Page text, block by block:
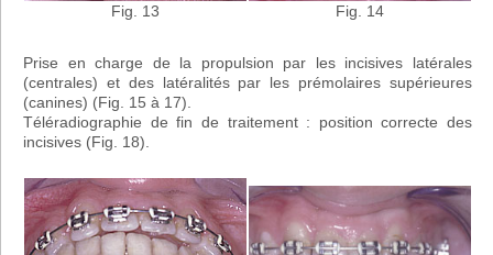
Fig. 13 Fig. 14
Prise en charge de la propulsion par les incisives latérales
(centrales) et des latéralités par les prémolaires supérieures
(canines) (Fig. 15 à 17).
Téléradiographie de fin de traitement : position correcte des
incisives (Fig. 18).